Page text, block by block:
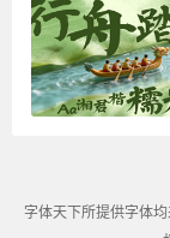
字体天下所提供字体